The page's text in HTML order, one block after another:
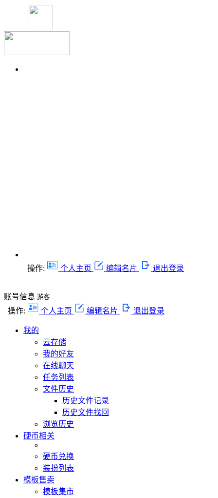
操作: 个人主页 编辑名片 退出登录
账号信息 游客
操作: 个人主页 编辑名片 退出登录
我的
云存储
我的好友
在线聊天
任务列表
文件历史
历史文件记录
历史文件找回
浏览历史
硬币相关
硬币兑换
装扮列表
模板售卖
模板集市